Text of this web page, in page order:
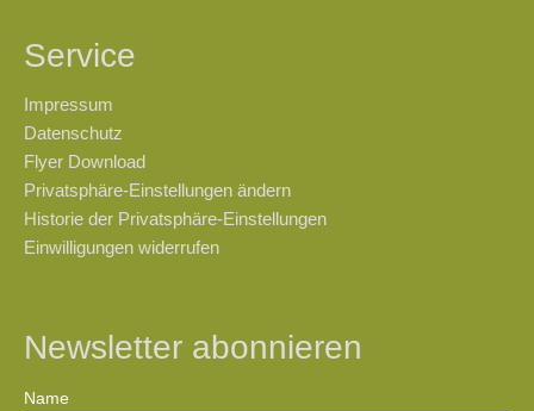
Service
Impressum
Datenschutz
Flyer Download
Privatsphäre-Einstellungen ändern
Historie der Privatsphäre-Einstellungen
Einwilligungen widerrufen
Newsletter abonnieren
Name